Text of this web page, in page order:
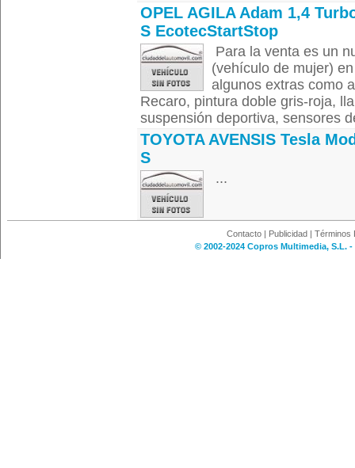
OPEL AGILA Adam 1,4
S EcotecStartStop
Para la venta es un
(vehículo de mujer)
algunos extras como
Recaro, pintura doble gris-roja,
suspensión deportiva, sensores
TOYOTA AVENSIS Tesla
S
...
Contacto | Publicidad | Términos
© 2002-2024 Copros Multimedia, S.L.